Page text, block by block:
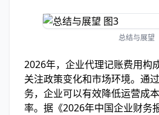
总结与展望
2026年，企业代理记账费用构
关注政策变化和市场环境。通
务，企业可以有效降低运营成
率。据《2026年中国企业财务